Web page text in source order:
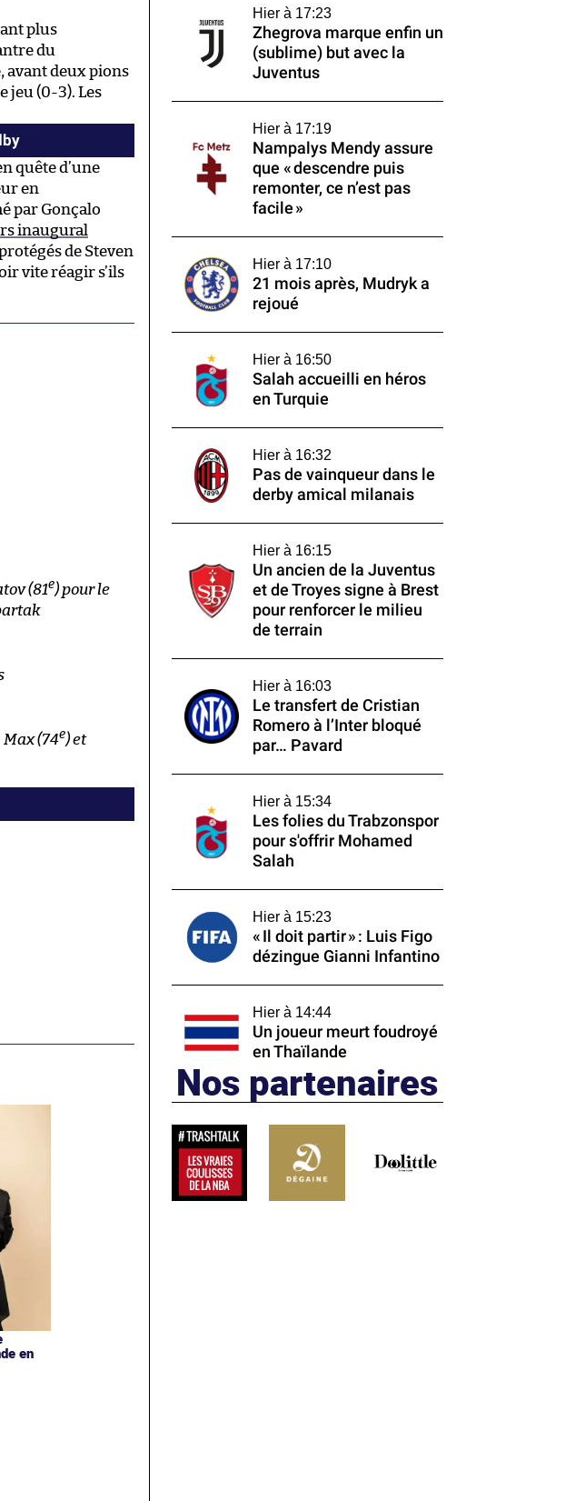
plus
du
avant deux pions
jeu (0-3). Les
quête d’une
en
par Gonçalo
inaugural
de Steven
vite réagir s’ils
(81e) pour le
Max (74e) et
en
Hier à 17:23
Zhegrova marque enfin un
(sublime) but avec la
Juventus
Hier à 17:19
Nampalys Mendy assure
que « descendre puis
remonter, ce n’est pas
facile »
Hier à 17:10
21 mois après, Mudryk a
rejoué
Hier à 16:50
Salah accueilli en héros
en Turquie
Hier à 16:32
Pas de vainqueur dans le
derby amical milanais
Hier à 16:15
Un ancien de la Juventus
et de Troyes signe à Brest
pour renforcer le milieu
de terrain
Hier à 16:03
Le transfert de Cristian
Romero à l’Inter bloqué
par… Pavard
Hier à 15:34
Les folies du Trabzonspor
pour s'offrir Mohamed
Salah
Hier à 15:23
« Il doit partir » : Luis Figo
dézingue Gianni Infantino
Hier à 14:44
Un joueur meurt foudroyé
en Thaïlande
Nos partenaires